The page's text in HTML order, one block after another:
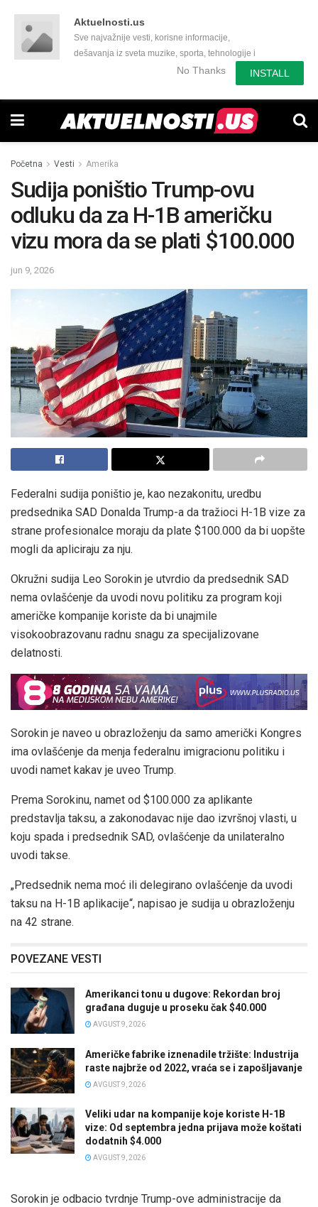
Aktuelnosti.us
Sve najvažnije vesti, korisne informacije,
dešavanja iz sveta muzike, sporta, tehnologije i
još mnogo toga zanimljivog.No Thanks INSTALL
Početna Vesti Amerika
Sudija poništio Trump-ovu
odluku da za H-1B američku
vizu mora da se plati $100.000
jun 9, 2026
Federalni sudija poništio je, kao nezakonitu, uredbu
predsednika SAD Donalda Trump-a da tražioci H-1B vize za
strane profesionalce moraju da plate $100.000 da bi uopšte
mogli da apliciraju za nju.
Okružni sudija Leo Sorokin je utvrdio da predsednik SAD
nema ovlašćenje da uvodi novu politiku za program koji
američke kompanije koriste da bi unajmile
visokoobrazovanu radnu snagu za specijalizovane
delatnosti.
Sorokin je naveo u obrazloženju da samo američki Kongres
ima ovlašćenje da menja federalnu imigracionu politiku i
uvodi namet kakav je uveo Trump.
Prema Sorokinu, namet od $100.000 za aplikante
predstavlja taksu, a zakonodavac nije dao izvršnoj vlasti, u
koju spada i predsednik SAD, ovlašćenje da unilateralno
uvodi takse.
„Predsednik nema moć ili delegirano ovlašćenje da uvodi
taksu na H-1B aplikacije“, napisao je sudija u obrazloženju
na 42 strane.
POVEZANE VESTI
Amerikanci tonu u dugove: Rekordan broj
građana duguje u proseku čak $40.000
AVGUST 9, 2026
Američke fabrike iznenadile tržište: Industrija
raste najbrže od 2022, vraća se i zapošljavanje
AVGUST 9, 2026
Veliki udar na kompanije koje koriste H-1B
vize: Od septembra jedna prijava može koštati
dodatnih $4.000
AVGUST 9, 2026
Sorokin je odbacio tvrdnje Trump-ove administracije da